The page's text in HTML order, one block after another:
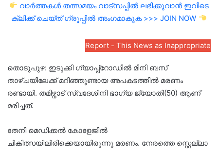
വാർത്തകൾ തത്സമയം വാട്സപ്പിൽ ലഭിക്കുവാൻ ഇവിടെ
ക്ലിക്ക് ചെയ്ത് ഗ്രൂപ്പിൽ അംഗമാകുക >>> JOIN NOW
Report - This News as Inappropriate
തൊടുപുഴ: ഇടുക്കി ഗ്യാപ്പ്റോഡില്‍ മിനി ബസ്
താഴ്ചയിലേക്ക് മറിഞ്ഞുണ്ടായ അപകടത്തില്‍ മരണം
രണ്ടായി. തമിഴ്നാട് സ്വദേശിനി ഭാഗ്യ ജ്യോതി(50) ആണ്
മരിച്ചത്.
തേനി മെഡിക്കല്‍ കോളേജില്‍
ചികിത്സയിലിരിക്കെയായിരുന്നു മരണം. നേരത്തെ സ്റ്റെല്ലാ